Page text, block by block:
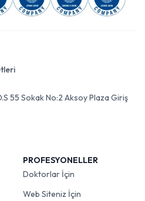
55 Sokak No:2 Aksoy Plaza Giriş
PROFESYONELLER
Doktorlar İçin
Web Siteniz İçin